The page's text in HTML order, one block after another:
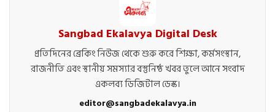
Sangbad Ekalavya Digital Desk
প্রতিদিনের ব্রেকিং নিউজ থেকে শুরু করে শিক্ষা, কর্মসংস্থান,
রাজনীতি এবং স্থানীয় সমস্যার বস্তুনিষ্ঠ খবর তুলে আনে সংবাদ
একলব্য ডিজিটাল ডেস্ক।
editor@sangbadekalavya.in